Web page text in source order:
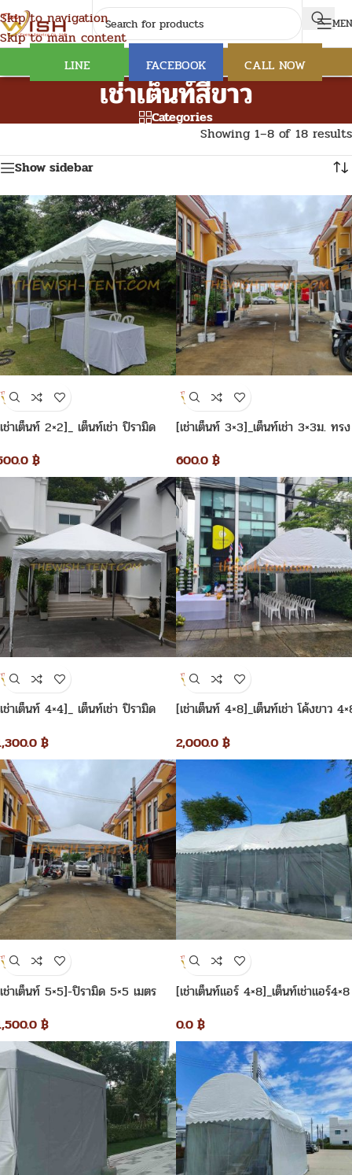
Skip to navigation
Skip to main content
LINE FACEBOOK CALL NOW
เช่าเต็นท์สีขาว
Categories
Showing 1–8 of 18 results
Show sidebar
ช่าเต็นท์ 2×2]_ เต็นท์เช่า ปิรามิด
฿
[เช่าเต็นท์ 3×3]_เต็นท์เช่า 3×3ม. ทรง
600.0 ฿
ช่าเต็นท์ 4×4]_ เต็นท์เช่า ปิรามิด
฿
[เช่าเต็นท์ 4×8]_เต็นท์เช่า โค้งขาว
2,000.0 ฿
ช่าเต็นท์ 5×5]-ปิรามิด 5×5 เมตร
฿
[เช่าเต็นท์แอร์ 4×8]_เต็นท์เช่าแอร์4×8
0.0 ฿